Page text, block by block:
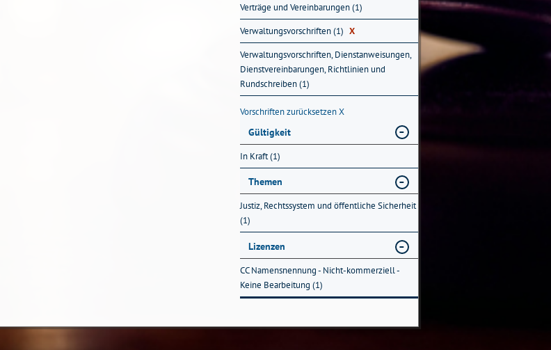
Verträge und Vereinbarungen (1)
Verwaltungsvorschriften (1) X
Verwaltungsvorschriften, Dienstanweisungen,
Dienstvereinbarungen, Richtlinien und
Rundschreiben (1)
Vorschriften zurücksetzenX
Gültigkeit
In Kraft (1)
Themen
Justiz, Rechtssystem und öffentliche Sicherheit
(1)
Lizenzen
CC Namensnennung - Nicht-kommerziell -
Keine Bearbeitung (1)